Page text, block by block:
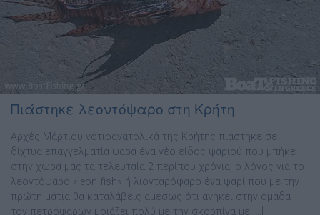
Πιάστηκε λεοντόψαρο στη Κρήτη
Αρχές Μάρτιου νοτιοανατολικά της Κρήτης πιάστηκε σε
δίχτυα επαγγελματία ψαρά ένα νέο είδος ψαριού που μπήκε
στην χωρά μας τα τελευταία 2 περίπου χρόνια, ο λόγος για το
λεοντόψαρο «leon fish» ή λιονταρόψαρο ένα ψαρί που με την
πρώτη μάτια θα καταλάβεις αμέσως ότι ανήκει στην ομάδα
τον πετρόψαρων μοιάζει πολύ με την σκορπίνα με […]